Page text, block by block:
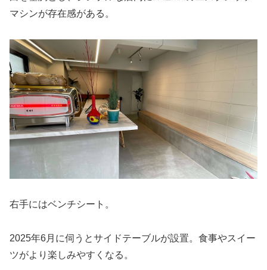
マシンが存在感がある。
右手にはベンチシート。
2025年6月に伺うとサイドテーブルが設置。食事やスイー
ツがより楽しみやすくなる。